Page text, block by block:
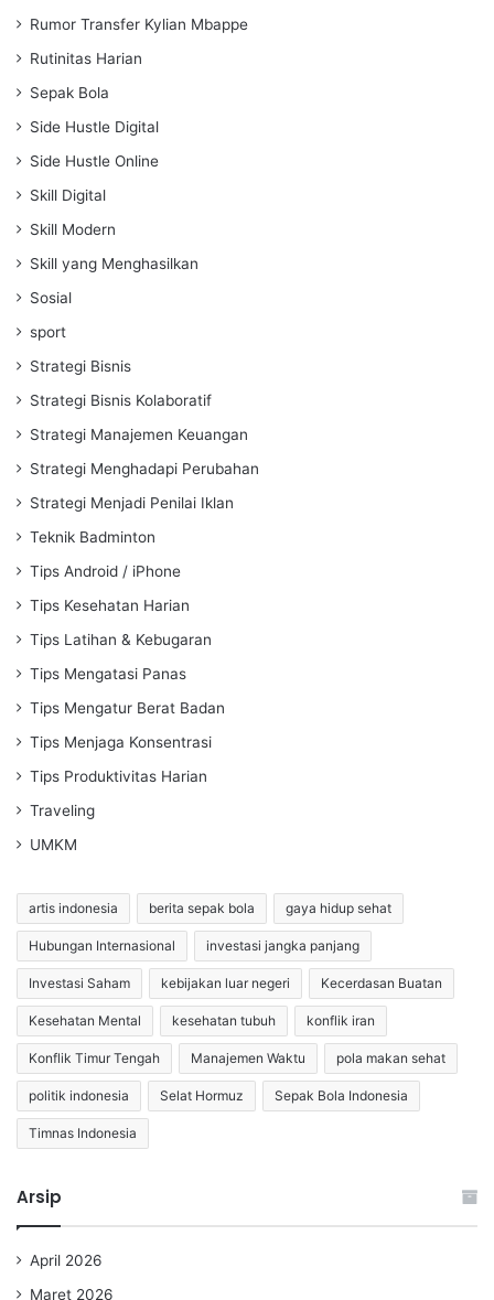
Rumor Transfer Kylian Mbappe
Rutinitas Harian
Sepak Bola
Side Hustle Digital
Side Hustle Online
Skill Digital
Skill Modern
Skill yang Menghasilkan
Sosial
sport
Strategi Bisnis
Strategi Bisnis Kolaboratif
Strategi Manajemen Keuangan
Strategi Menghadapi Perubahan
Strategi Menjadi Penilai Iklan
Teknik Badminton
Tips Android / iPhone
Tips Kesehatan Harian
Tips Latihan & Kebugaran
Tips Mengatasi Panas
Tips Mengatur Berat Badan
Tips Menjaga Konsentrasi
Tips Produktivitas Harian
Traveling
UMKM
artis indonesia berita sepak bola gaya hidup sehat
Hubungan Internasional investasi jangka panjang
Investasi Saham kebijakan luar negeri Kecerdasan Buatan
Kesehatan Mental kesehatan tubuh konflik iran
Konflik Timur Tengah Manajemen Waktu pola makan sehat
politik indonesia Selat Hormuz Sepak Bola Indonesia
Timnas Indonesia
Arsip
April 2026
Maret 2026